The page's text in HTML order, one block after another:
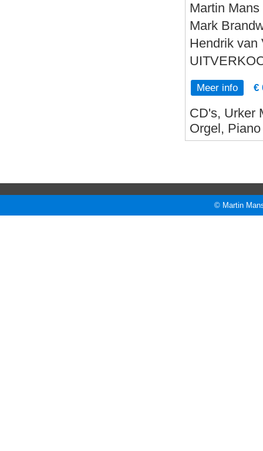
Martin
Mark
Hendrik van
Meer info €
CD's, Urker
Orgel, Piano
© Martin